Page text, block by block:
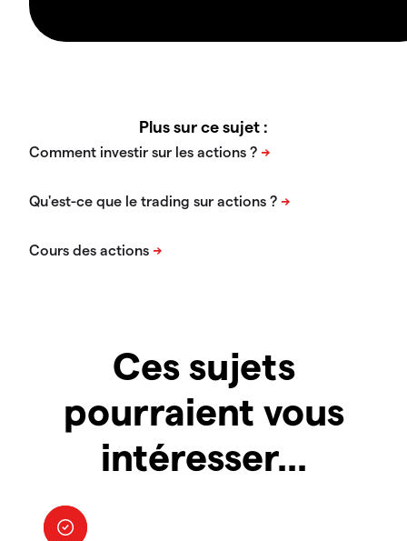
Plus sur ce sujet :
Ces sujets
pourraient vous
intéresser...